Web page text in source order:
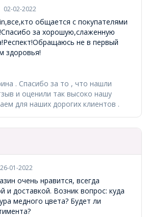
02-02-2022
общается с покупателями
за хорошую,слаженную
не в первый
здоровья!
. Спасибо за то , что нашли
и оценили так высоко нашу
для наших дорогих клиентов .
26-01-2022
очень нравится, всегда
и доставкой. Возник вопрос: куда
медного цвета? Будет ли